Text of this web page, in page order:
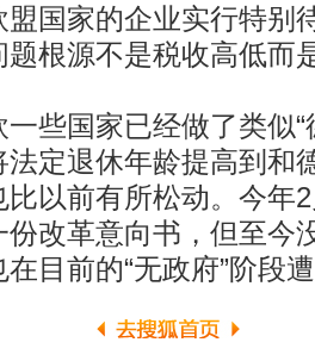
国家的企业实行特别
根源不是税收高低而
国家已经做了类似“
定退休年龄提高到和
以前有所松动。今年
改革意向书，但至今
目前的“无政府”阶段